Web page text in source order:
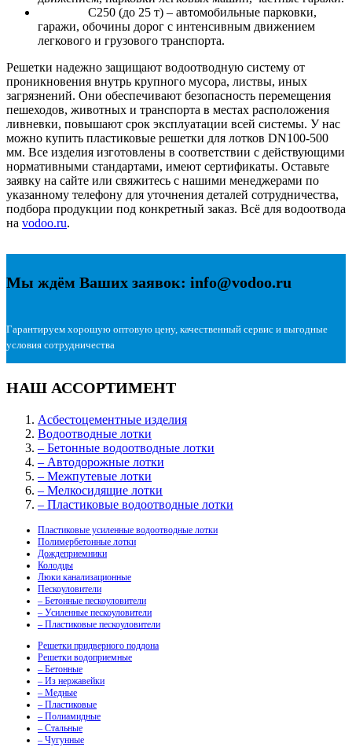
С250 (до 25 т) – автомобильные парковки,
гаражи, обочины дорог с интенсивным движением
легкового и грузового транспорта.
Решетки надежно защищают водоотводную систему от
проникновения внутрь крупного мусора, листвы, иных
загрязнений. Они обеспечивают безопасность перемещения
пешеходов, животных и транспорта в местах расположения
ливневки, повышают срок эксплуатации всей системы. У нас
можно купить пластиковые решетки для лотков DN100-500
мм. Все изделия изготовлены в соответствии с действующими
нормативными стандартами, имеют сертификаты. Оставьте
заявку на сайте или свяжитесь с нашими менеджерами по
указанному телефону для уточнения деталей сотрудничества,
подбора продукции под конкретный заказ. Всё для водоотвода
на vodoo.ru.
Мы ждём Ваших заявок: info@vodoo.ru
Гарантируем хорошую оптовую цену, качественный сервис и выгодные
условия сотрудничества
НАШ АССОРТИМЕНТ
Асбестоцементные изделия
Водоотводные лотки
– Бетонные водоотводные лотки
– Автодорожные лотки
– Межпутевые лотки
– Мелкосидящие лотки
– Пластиковые водоотводные лотки
Пластиковые усиленные водоотводные лотки
Полимербетонные лотки
Дождеприемники
Колодцы
Люки канализационные
Пескоуловители
– Бетонные пескоуловители
– Усиленные пескоуловители
– Пластиковые пескоуловители
Решетки придверного поддона
Решетки водоприемные
– Бетонные
– Из нержавейки
– Медные
– Пластиковые
– Полиамидные
– Стальные
– Чугунные